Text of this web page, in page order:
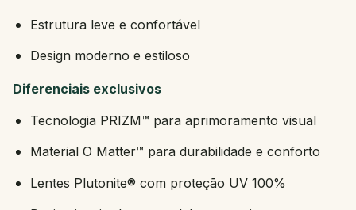
Estrutura leve e confortável
Design moderno e estiloso
Diferenciais exclusivos
Tecnologia PRIZM™ para aprimoramento visual
Material O Matter™ para durabilidade e conforto
Lentes Plutonite® com proteção UV 100%